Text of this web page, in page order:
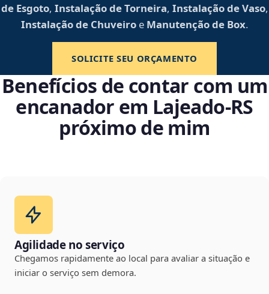
de Esgoto, Instalação de Torneira, Instalação de Vaso,
Instalação de Chuveiroe Manutenção de Box.
SOLICITE SEU ORÇAMENTO
Benefícios de contar com um
encanador em Lajeado‑RS
próximo de mim
Agilidade no serviço
Chegamos rapidamente ao local para avaliar a situação e
iniciar o serviço sem demora.